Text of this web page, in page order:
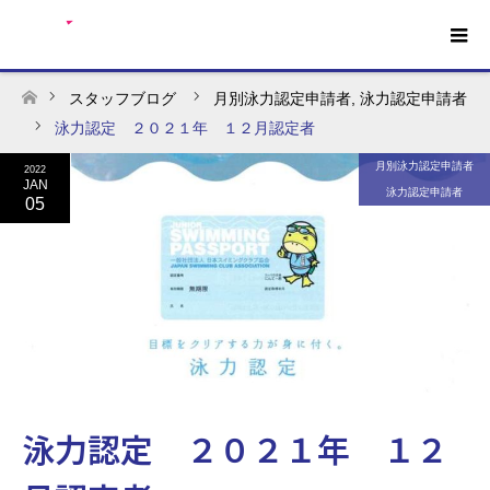
ホーム
スタッフブログ 月別泳力認定申請者 泳力認定申請者
泳力認定 ２０２１年 １２月認定者
2022
JAN
05
月別泳力認定申請者
泳力認定申請者
泳力認定 ２０２１年 １２